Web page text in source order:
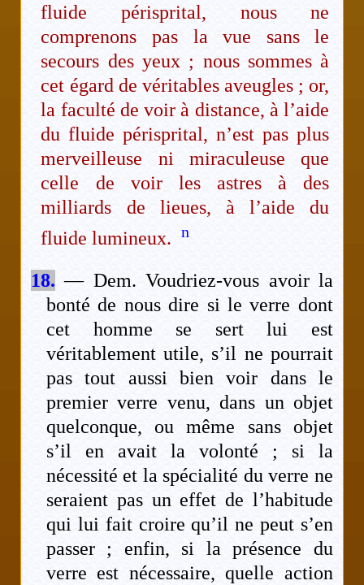
fluide périsprital, nous ne
comprenons pas la vue sans le
secours des yeux ; nous sommes à
cet égard de véritables aveugles ; or,
la faculté de voir à distance, à l’aide
du fluide périsprital, n’est pas plus
merveilleuse ni miraculeuse que
celle de voir les astres à des
milliards de lieues, à l’aide du
fluide lumineux.
n
18. — Dem. Voudriez-vous avoir la
bonté de nous dire si le verre dont
cet homme se sert lui est
véritablement utile, s’il ne pourrait
pas tout aussi bien voir dans le
premier verre venu, dans un objet
quelconque, ou même sans objet
s’il en avait la volonté ; si la
nécessité et la spécialité du verre ne
seraient pas un effet de l’habitude
qui lui fait croire qu’il ne peut s’en
passer ; enfin, si la présence du
verre est nécessaire, quelle action